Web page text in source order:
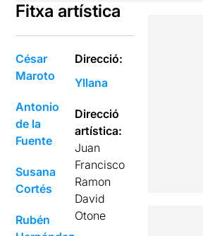
Fitxa artística
César
Maroto
Antonio
de la
Fuente
Susana
Cortés
Rubén
Direcció:
Yllana
Direcció
artística:
Juan
Francisco
Ramon
David
Otone